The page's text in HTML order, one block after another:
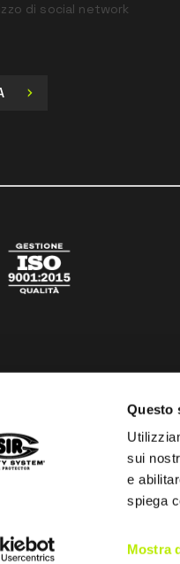
Questo
sui
e
spiega
Mostra
di social network
policyCookies policy